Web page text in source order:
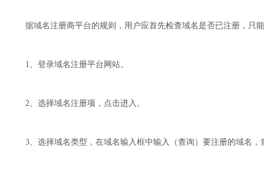
据域名注册商平台的规则，用户应首先检查域名是否已注册，只
1、登录域名注册平台网站。
2、选择域名注册项，点击进入。
3、选择域名类型，在域名输入框中输入（查询）要注册的域名，